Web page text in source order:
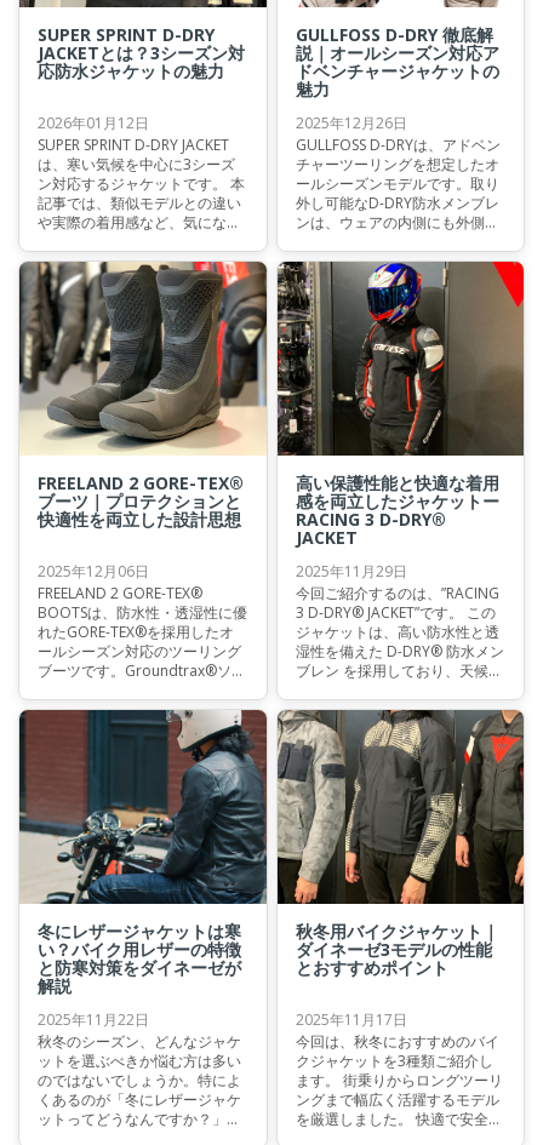
SUPER SPRINT D-DRY
JACKETとは？3シーズン対
応防水ジャケットの魅力
2026年01月12日
SUPER SPRINT D-DRY JACKET
は、寒い気候を中心に3シーズ
ン対応するジャケットです。 本
記事では、類似モデルとの違い
や実際の着用感など、気になる
ます。ご検討中の方の参考にな
れば幸いです。
GULLFOSS D-DRY 徹底解
説｜オールシーズン対応ア
ドベンチャージャケットの
魅力
2025年12月26日
GULLFOSS D-DRYは、アドベン
チャーツーリングを想定したオ
ールシーズンモデルです。取り
外し可能なD-DRY防水メンブレ
ンは、ウェアの内側にも外側に
いツーリングでも、一着で幅広
く対応できます。 本記事では、
GULLFOSSの上下セットアップ
を機能面から詳しく解説しま
す。 これから購入をご検討の方
は、ぜひ最後までご覧くださ
い。
FREELAND 2 GORE-TEX®
ブーツ｜プロテクションと
快適性を両立した設計思想
2025年12月06日
FREELAND 2 GORE-TEX®
BOOTSは、防水性・透湿性に優
れたGORE-TEX®を採用したオ
ールシーズン対応のツーリング
ブーツです。Groundtrax®ソー
ャーリング構造による操作性・
歩きやすさなどを備えていま
高い保護性能と快適な着用
感を両立したジャケットー
RACING 3 D-DRY®
JACKET
2025年11月29日
今回ご紹介するのは、”RACING
3 D-DRY® JACKET”です。 この
ジャケットは、高い防水性と透
湿性を備えた D-DRY® 防水メン
ブレン を採用しており、天候の
能性とスポーティなデザインを
高次元で兼ね備えた一着です。
冬にレザージャケットは寒
い？バイク用レザーの特徴
と防寒対策をダイネーゼが
解説
2025年11月22日
秋冬のシーズン、どんなジャケ
ットを選ぶべきか悩む方は多い
のではないでしょうか。特によ
くあるのが「冬にレザージャケ
ットってどうなんですか？」と
秋冬用バイクジャケット｜
ダイネーゼ3モデルの性能
とおすすめポイント
2025年11月17日
今回は、秋冬におすすめのバイ
クジャケットを3種類ご紹介し
ます。 街乗りからロングツーリ
ングまで幅広く活躍するモデル
を厳選しました。 快適で安全な